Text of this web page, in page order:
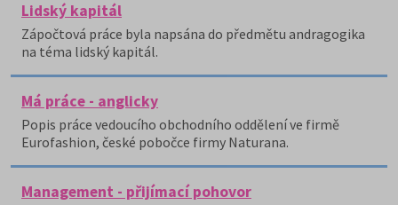
Lidský kapitál
Zápočtová práce byla napsána do předmětu andragogika
na téma lidský kapitál.
Má práce - anglicky
Popis práce vedoucího obchodního oddělení ve firmě
Eurofashion, české pobočce firmy Naturana.
Management - přijímací pohovor